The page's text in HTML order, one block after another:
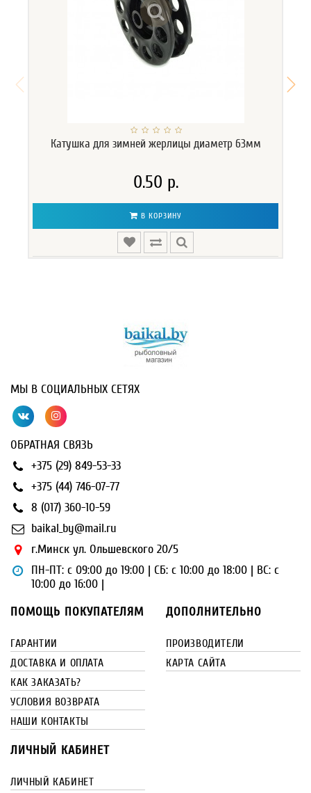
Катушка для зимней жерлицы диаметр 63мм
0.50 р.
В КОРЗИНУ
МЫ В СОЦИАЛЬНЫХ СЕТЯХ
ОБРАТНАЯ СВЯЗЬ
+375 (29) 849-53-33
+375 (44) 746-07-77
8 (017) 360-10-59
baikal_by@mail.ru
г.Минск ул. Ольшевского 20/5
ПН-ПТ: с 09:00 до 19:00 | СБ: с 10:00 до 18:00 | ВС: с
10:00 до 16:00 |
ПОМОЩЬ ПОКУПАТЕЛЯМ
ГАРАНТИИ
ДОСТАВКА И ОПЛАТА
КАК ЗАКАЗАТЬ?
УСЛОВИЯ ВОЗВРАТА
НАШИ КОНТАКТЫ
ДОПОЛНИТЕЛЬНО
ПРОИЗВОДИТЕЛИ
КАРТА САЙТА
ЛИЧНЫЙ КАБИНЕТ
ЛИЧНЫЙ КАБИНЕТ